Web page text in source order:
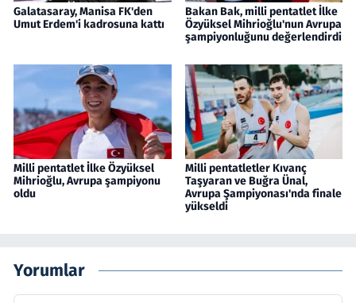
Galatasaray, Manisa FK'den
Umut Erdem'i kadrosuna kattı
Bakan Bak, milli pentatlet İlke
Özyüksel Mihrioğlu'nun Avrupa
şampiyonluğunu değerlendirdi
Milli pentatlet İlke Özyüksel
Mihrioğlu, Avrupa şampiyonu
oldu
Milli pentatletler Kıvanç
Taşyaran ve Buğra Ünal,
Avrupa Şampiyonası'nda finale
yükseldi
Yorumlar